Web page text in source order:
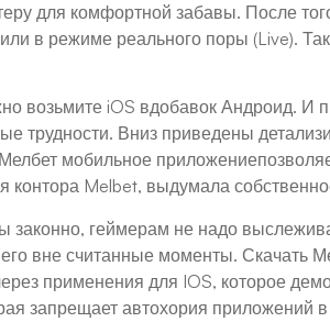
для комфортной забавы. После
в режиме реального поры (Live).
возьмите iOS вдобавок Андроид. И
трудности. Вниз приведены
мобильное
контора Melbet, выдумала
геймерам не надо
вне считанные моменты. Скачать
применения для IOS, которое
запрещает автохория